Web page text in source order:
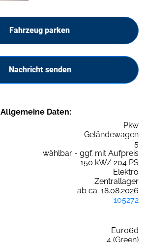
Fahrzeug parken
Nachricht senden
Allgemeine Daten:
Pkw
Geländewagen
5
wählbar - ggf. mit Aufpreis
150 kW/ 204 PS
Elektro
Zentrallager
ab ca. 18.08.2026
105272
Euro6d
4 (Green)